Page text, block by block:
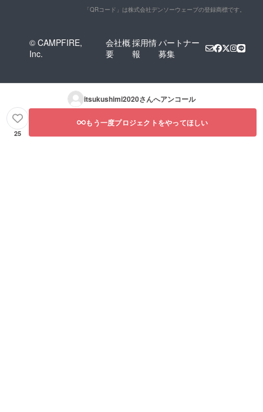
「QRコード」は株式会社デンソーウェーブの登録商標です。
© CAMPFIRE,
Inc.
会社概
要
採用情
報
パートナー
募集
itsukushimi2020さんへアンコール
25
もう一度プロジェクトをやってほしい